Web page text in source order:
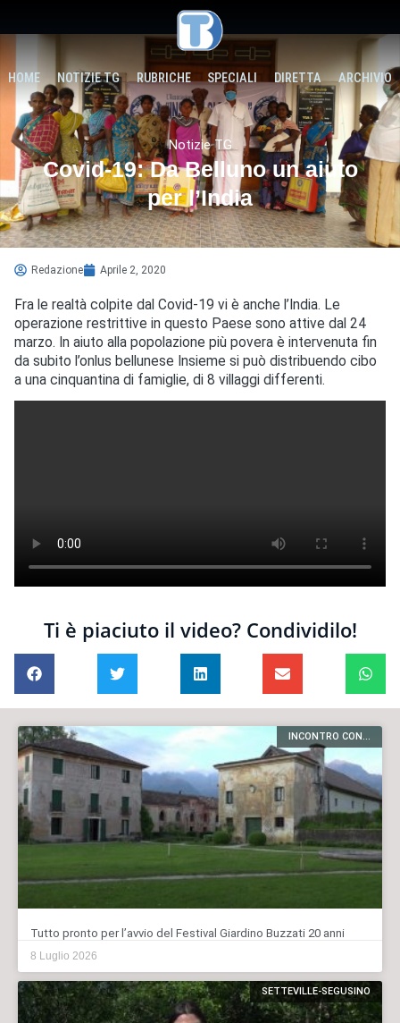
HOME NOTIZIE TG RUBRICHE SPECIALI DIRETTA ARCHIVIO
Notizie TG
Covid-19: Da Belluno un aiuto
per l’India
Redazione Aprile 2, 2020
Fra le realtà colpite dal Covid-19 vi è anche l’India. Le
operazione restrittive in questo Paese sono attive dal 24
marzo. In aiuto alla popolazione più povera è intervenuta fin
da subito l’onlus bellunese Insieme si può distribuendo cibo
a una cinquantina di famiglie, di 8 villaggi differenti.
Ti è piaciuto il video? Condividilo!
INCONTRO CON...
Tutto pronto per l’avvio del Festival Giardino Buzzati 20 anni
8 Luglio 2026
SETTEVILLE-SEGUSINO